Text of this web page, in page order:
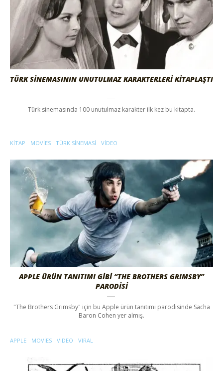
TÜRK SİNEMASININ UNUTULMAZ KARAKTERLERİ KİTAPLAŞTI
Türk sinemasında 100 unutulmaz karakter ilk kez bu kitapta.
KITAP MOVIES TÜRK SINEMASI VIDEO
APPLE ÜRÜN TANITIMI GİBİ “THE BROTHERS GRIMSBY”
PARODİSİ
"The Brothers Grimsby" için bu Apple ürün tanıtımı parodisinde Sacha
Baron Cohen yer almış.
APPLE MOVIES VIDEO VIRAL